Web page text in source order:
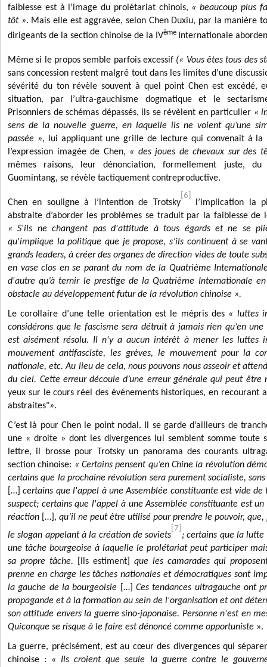
faiblesse est à l’image du prolétariat chinois, « beaucoup plus
tôt ». Mais elle est aggravée, selon Chen Duxiu, par la manière
dirigeants de la section chinoise de la IVème Internationale
Même si le propos semble parfois excessif (« Vous êtes tous des
sans concession restent malgré tout dans les limites d’une
sévérité du ton révèle souvent à quel point Chen est excédé,
situation, par l’ultra-gauchisme dogmatique et le
Prisonniers de schémas dépassés, ils se révèlent en particulier «
sens de la nouvelle guerre, en laquelle ils ne voient qu’une
passée », lui appliquant une grille de lecture qui convenait à la
l’expression imagée de Chen, « des joues de chevaux sur des
mêmes raisons, leur dénonciation, formellement juste,
Guomintang, se révèle tactiquement contreproductive.
Chen en souligne à l’intention de Trotsky
[6]
l’implication la
abstraite d’aborder les problèmes se traduit par la faiblesse de
« S'ils ne changent pas d'attitude à tous égards et ne se
qu'implique la politique que je propose, s’ils continuent à se
grands leaders, à créer des organes de direction vides de toute
en vase clos en se parant du nom de la Quatrième
d'autre qu’à ternir le prestige de la Quatrième Internationale
obstacle au développement futur de la révolution chinoise ».
Le corollaire d’une telle orientation est le mépris des « luttes
considérons que le fascisme sera détruit à jamais rien qu’en
est aisément résolu. Il n'y a aucun intérêt à mener les luttes
mouvement antifasciste, les grèves, le mouvement pour la
nationale, etc. Au lieu de cela, nous pouvons nous asseoir et
du ciel. Cette erreur découle d’une erreur générale qui peut
yeux sur le cours réel des événements historiques, en recourant
abstraites"».
C’est là pour Chen le point nodal. Il se garde d’ailleurs de
une « droite » dont les divergences lui semblent somme toute
lettre, il brosse pour Trotsky un panorama des courants
section chinoise: « Certains pensent qu’en Chine la révolution
certains que la prochaine révolution sera purement socialiste,
[…]certains que l'appel à une Assemblée constituante est vide de
suspect; certains que l'appel à une Assemblée constituante est
réaction […], qu’il ne peut être utilisé pour prendre le pouvoir, que,
le slogan appelant à la création de soviets
[7]
; certains que la
une tâche bourgeoise à laquelle le prolétariat peut participer
sa propre tâche.
[Ils estiment]
que les camarades qui
prenne en charge les tâches nationales et démocratiques sont
la gauche de la bourgeoisie
[…]
Ces tendances ultragauche ont
propagande et à la formation au sein de l'organisation et ont
son attitude envers la guerre sino-japonaise. Personne n'est en
Quiconque se risque à le faire est dénoncé comme opportuniste ».
La guerre, précisément, est au cœur des divergences qui
chinoise : « Ils croient que seule la guerre contre le